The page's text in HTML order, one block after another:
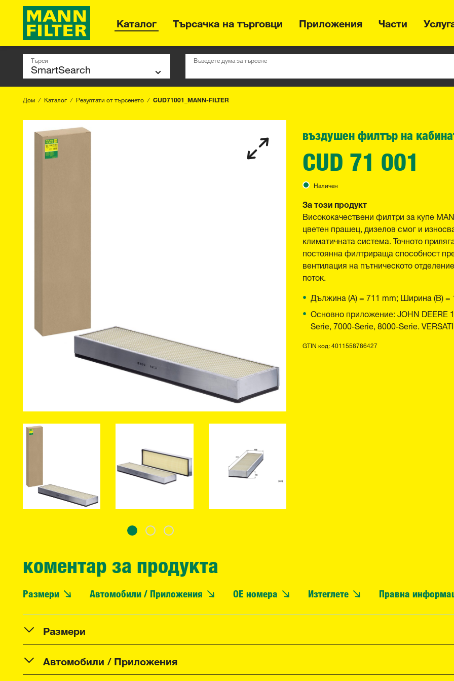
Каталог Търсачка на търговци Приложения Части
Търси Въведете дума за търсене
Дом Каталог Резултати от търсенето CUD71001_MANN-FILTER
въздушен филтър на
CUD 71 001
Наличен
За този продукт
Висококачествени филтри за купе
цветен прашец, дизелов смог и
климатичната система. Точното
постоянна филтрираща способност
вентилация на пътническото
поток.
Дължина (A) = 711 mm; Ширина (B) =
Основно приложение: JOHN DEERE
Serie, 7000-Serie, 8000-Serie.
GTIN код: 4011558786427
коментар за продукта
Размери Автомобили / Приложения OE номера Изтеглете Правна
Размери
Автомобили / Приложения